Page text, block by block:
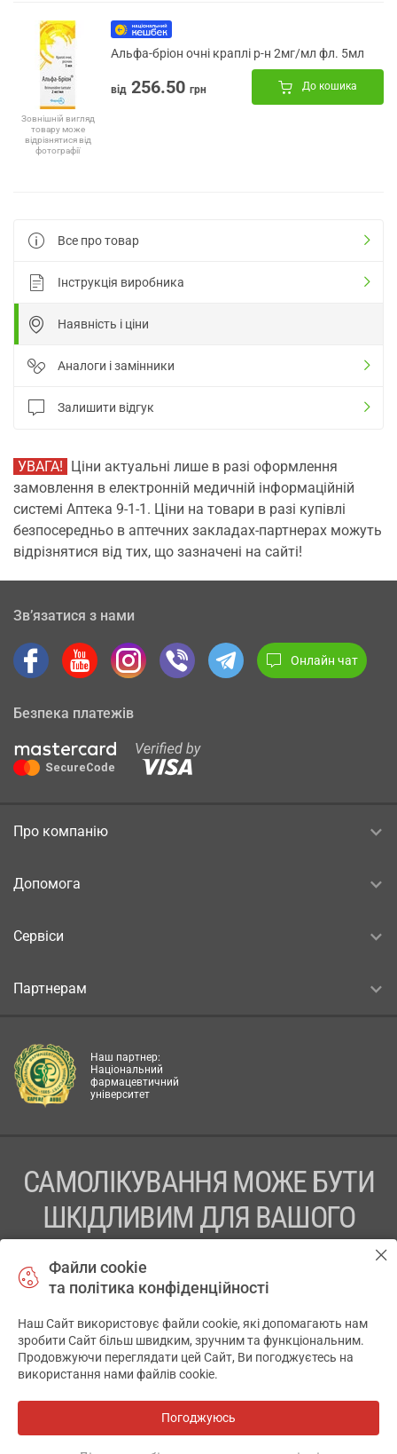
Зовнішній вигляд
товару може
відрізнятися від
фотографії
Альфа-бріон очні краплі р-н 2мг/мл фл. 5мл
від 256.50 грн До кошика
Все про товар
Інструкція виробника
Наявність і ціни
Аналоги і замінники
Залишити відгук
УВАГА! Ціни актуальні лише в разі оформлення
замовлення в електронній медичній інформаційній
системі Аптека 9-1-1. Ціни на товари в разі купівлі
безпосередньо в аптечних закладах-партнерах можуть
відрізнятися від тих, що зазначені на сайті!
Зв’язатися з нами
Онлайн чат
Безпека платежів
Про компанію
Допомога
Сервіси
Партнерам
Наш партнер:
Національний
фармацевтичний
університет
САМОЛІКУВАННЯ МОЖЕ БУТИ
ШКІДЛИВИМ ДЛЯ ВАШОГО
ПЕРЕД ЗАСТОСУВАННЯМ ПРЕПАРАТУ ПРОКОНСУЛЬТУЙТЕСЬ
ТОВ «АПТЕКА 911.ЮА» Код ЄДРПОУ 43631965.
Відмова від відповідальності
© 2014-2026. Медична інформаційна система АПТЕКА911.ЮА
Файли cookie
та політика конфіденційності
Наш Сайт використовує файли cookie, які допомагають нам
зробити Сайт більш швидким, зручним та функціональним.
Продовжуючи переглядати цей Сайт, Ви погоджуєтесь на
використання нами файлів cookie.
Погоджуюсь
✕